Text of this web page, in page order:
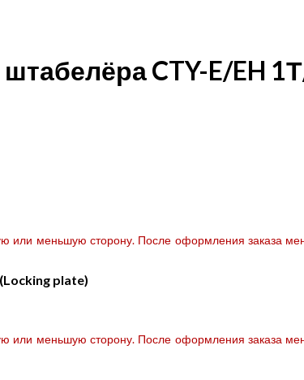
CTY-E/EH
или меньшую сторону. После оформления заказа
plate)
или меньшую сторону. После оформления заказа